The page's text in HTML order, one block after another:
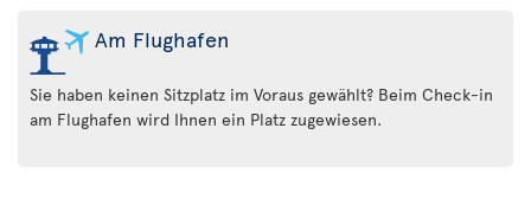
Am Flughafen
Sie haben keinen Sitzplatz im Voraus gewählt? Beim Check-in
am Flughafen wird Ihnen ein Platz zugewiesen.